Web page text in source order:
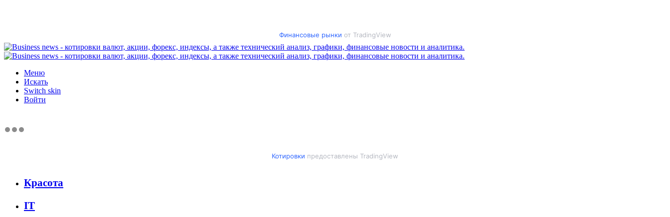
Финансовые рынки от TradingView
Меню
Искать
Switch skin
Войти
Котировки предоставлены TradingView
Красота
IT